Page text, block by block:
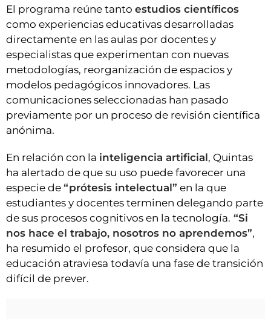
El programa reúne tanto estudios científicos
como experiencias educativas desarrolladas
directamente en las aulas por docentes y
especialistas que experimentan con nuevas
metodologías, reorganización de espacios y
modelos pedagógicos innovadores. Las
comunicaciones seleccionadas han pasado
previamente por un proceso de revisión científica
anónima.
En relación con la inteligencia artificial, Quintas
ha alertado de que su uso puede favorecer una
especie de “prótesis intelectual” en la que
estudiantes y docentes terminen delegando parte
de sus procesos cognitivos en la tecnología. “Si
nos hace el trabajo, nosotros no aprendemos”,
ha resumido el profesor, que considera que la
educación atraviesa todavía una fase de transición
difícil de prever.